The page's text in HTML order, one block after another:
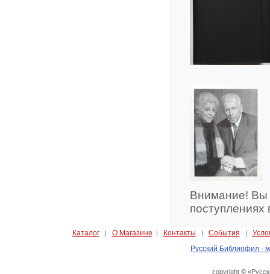
Внимание! Вы
Каталог| О Магазине | Контакты | События |
Русский Библиофил -
copyright ©